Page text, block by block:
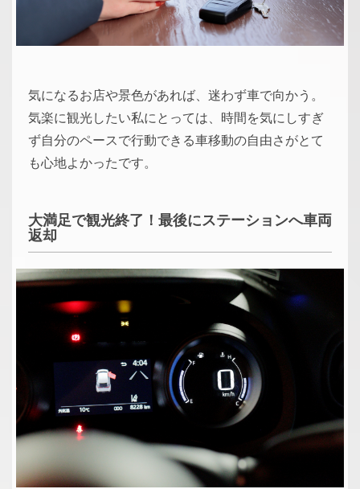
気になるお店や景色があれば、迷わず車で向かう。
気楽に観光したい私にとっては、時間を気にしすぎ
ず自分のペースで行動できる車移動の自由さがとて
も心地よかったです。
大満足で観光終了！最後にステーションへ車両
返却